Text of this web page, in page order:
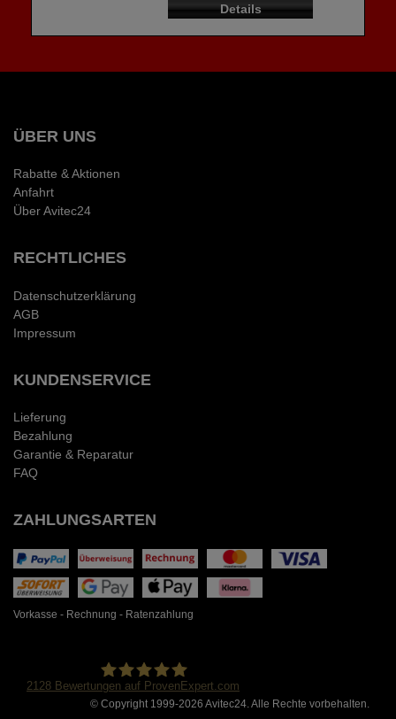
Details
ÜBER UNS
Rabatte & Aktionen
Anfahrt
Über Avitec24
RECHTLICHES
Datenschutzerklärung
AGB
Impressum
KUNDENSERVICE
Lieferung
Bezahlung
Garantie & Reparatur
FAQ
ZAHLUNGSARTEN
Vorkasse - Rechnung - Ratenzahlung
2128 Bewertungen auf ProvenExpert.com
© Copyright 1999-2026 Avitec24. Alle Rechte vorbehalten.